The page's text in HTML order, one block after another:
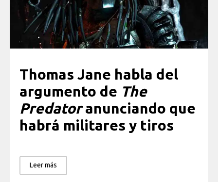
Thomas Jane habla del
argumento de The
Predatoranunciando que
habrá militares y tiros
Leer más